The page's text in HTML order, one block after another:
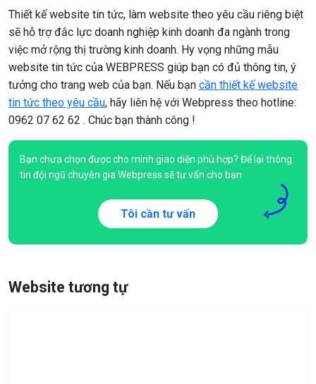
Thiết kế website tin tức, làm website theo yêu cầu riêng biệt
sẽ hỗ trợ đắc lực doanh nghiệp kinh doanh đa ngành trong
việc mở rộng thị trường kinh doanh. Hy vọng những mẫu
website tin tức của WEBPRESS giúp bạn có đủ thông tin, ý
tưởng cho trang web của bạn. Nếu bạn cần thiết kế website
tin tức theo yêu cầu, hãy liên hệ với Webpress theo hotline:
0962 07 62 62 . Chúc bạn thành công !
Bạn chưa chọn được cho mình giao diện phù hợp? Để lại thông
tin đội ngũ chuyên gia Webpress sẽ tư vấn cho bạn
Tôi cần tư vấn
Website tương tự